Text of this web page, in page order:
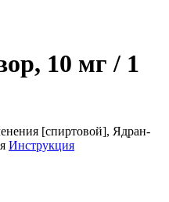
10 мг / 1
[спиртовой], Ядран-
Инструкция